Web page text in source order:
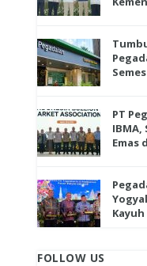
PT
Emas
FOLLOW US